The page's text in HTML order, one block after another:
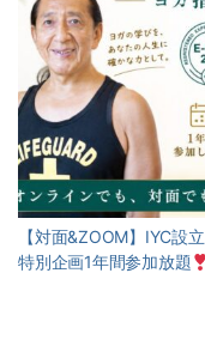
【対面&ZOOM】IYC設
特別企画1年間参加放題